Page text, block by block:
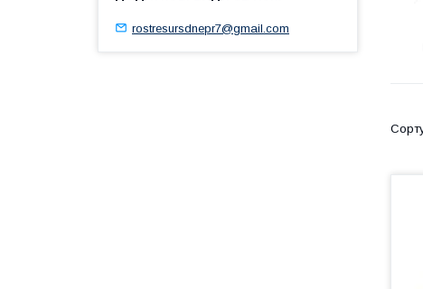
rostresursdnepr7@gmail.com